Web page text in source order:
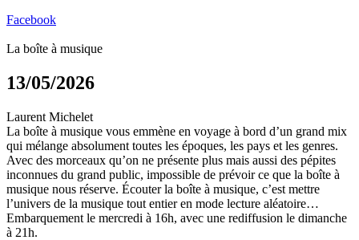
Facebook
La boîte à musique
13/05/2026
Laurent Michelet
La boîte à musique vous emmène en voyage à bord d’un grand mix
qui mélange absolument toutes les époques, les pays et les genres.
Avec des morceaux qu’on ne présente plus mais aussi des pépites
inconnues du grand public, impossible de prévoir ce que la boîte à
musique nous réserve. Écouter la boîte à musique, c’est mettre
l’univers de la musique tout entier en mode lecture aléatoire…
Embarquement le mercredi à 16h, avec une rediffusion le dimanche
à 21h.